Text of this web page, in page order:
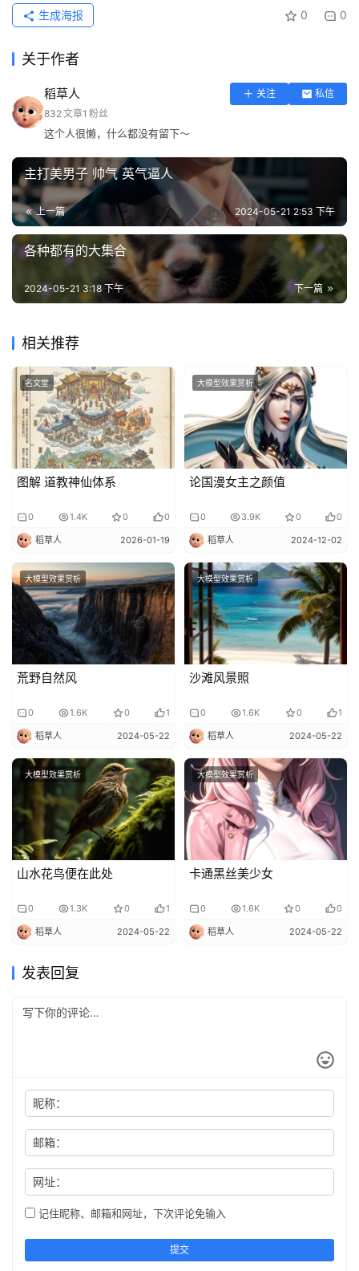
业
资
讯
A
I
免
课
程
A
I
程
关
于
我
们
0 0
生成海报
关于作者
稻草人 关注
私信
832文章1 粉丝
这个人很懒，什么都没有留下～
主打美男子 帅气 英气逼人
上一篇 2024-05-21 2:53 下午
各种都有的大集合
下一篇
2024-05-21 3:18 下午
相关推荐
名文堂
图解 道教神仙体系
0 1.4K 0 0
稻草人 2026-01-19
大模型效果赏析
论国漫女主之颜值
0 3.9K 0 0
稻草人 2024-12-02
大模型效果赏析
荒野自然风
0 1.6K 0 1
稻草人 2024-05-22
大模型效果赏析
沙滩风景照
0 1.6K 0 1
稻草人 2024-05-22
大模型效果赏析
山水花鸟便在此处
0 1.3K 0 1
稻草人 2024-05-22
大模型效果赏析
卡通黑丝美少女
0 1.6K 0 0
稻草人 2024-05-22
发表回复
昵称：
邮箱：
网址：
记住昵称、邮箱和网址，下次评论免输入
提交